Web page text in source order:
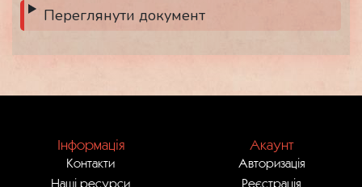
Переглянути документ
Інформація
Контакти
Наші ресурси
Акаунт
Авторизація
Реєстрація